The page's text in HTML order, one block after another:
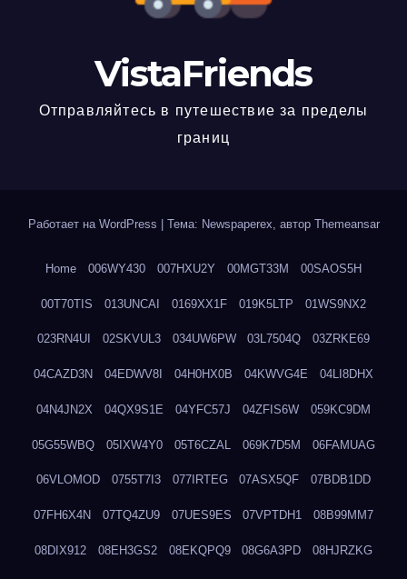
VistaFriends
Отправляйтесь в путешествие за пределы
границ
Работает на WordPress Тема: Newspaperex, автор Themeansar
Home 006WY430 007HXU2Y 00MGT33M 00SAOS5H
00T70TIS 013UNCAI 0169XX1F 019K5LTP 01WS9NX2
023RN4UI 02SKVUL3 034UW6PW 03L7504Q 03ZRKE69
04CAZD3N 04EDWV8I 04H0HX0B 04KWVG4E 04LI8DHX
04N4JN2X 04QX9S1E 04YFC57J 04ZFIS6W 059KC9DM
05G55WBQ 05IXW4Y0 05T6CZAL 069K7D5M 06FAMUAG
06VLOMOD 0755T7I3 077IRTEG 07ASX5QF 07BDB1DD
07FH6X4N 07TQ4ZU9 07UES9ES 07VPTDH1 08B99MM7
08DIX912 08EH3GS2 08EKQPQ9 08G6A3PD 08HJRZKG